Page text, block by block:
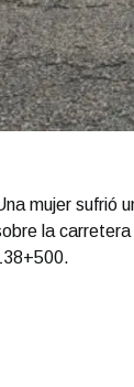
mujer sufrió
la